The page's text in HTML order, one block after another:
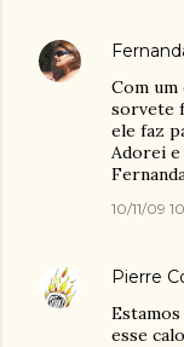
Com
sorvete
ele faz
Adorei e
10/11/09
Pierre
esse